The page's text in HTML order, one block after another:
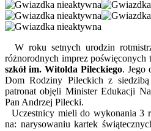
W roku setnych urodzin
różnorodnych imprez poświęconych
szkół im. Witolda Pileckiego. Jego
Dom Rodziny Pileckich z
patronat objęli Minister Edukacji
Pan Andrzej Pilecki.
Uczestnicy mieli do wykonania 3
na: narysowaniu kartek